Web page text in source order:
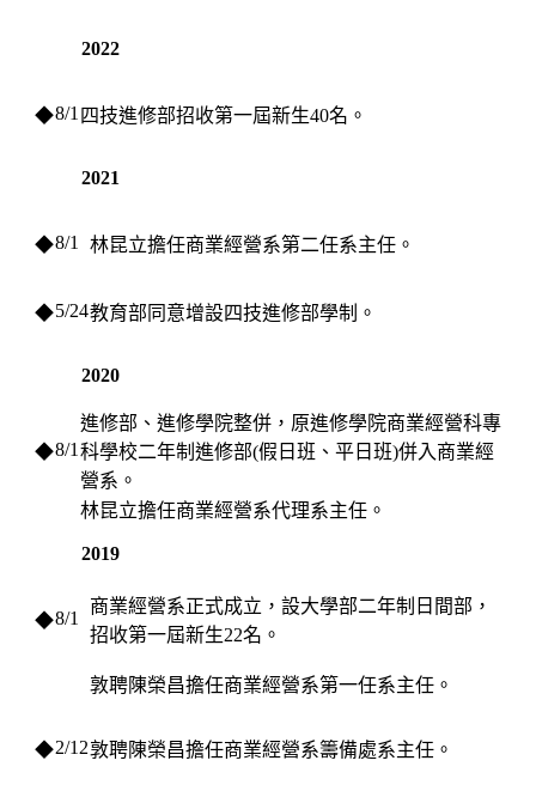
2022
◆8/1 四技進修部招收第一屆新生40名。
2021
◆8/1 林昆立擔任商業經營系第二任系主任。
◆5/24教育部同意增設四技進修部學制。
2020
◆8/1
進修部、進修學院整併，原進修學院商業經營科專
科學校二年制進修部(假日班、平日班)併入商業經
營系。
林昆立擔任商業經營系代理系主任。
2019
◆8/1
商業經營系正式成立，設大學部二年制日間部，
招收第一屆新生22名。
敦聘陳榮昌擔任商業經營系第一任系主任。
◆2/12敦聘陳榮昌擔任商業經營系籌備處系主任。